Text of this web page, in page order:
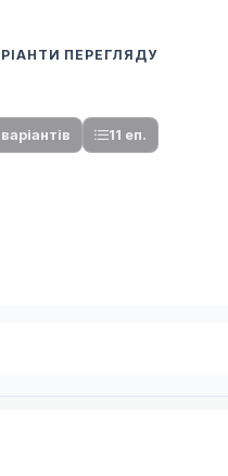
ПЕРЕГЛЯДУ
варіантів 11 еп.